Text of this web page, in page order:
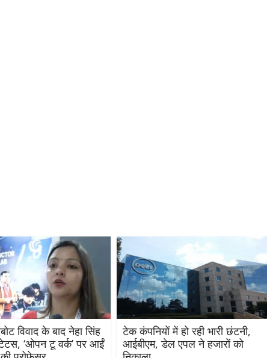
विवाद के बाद नेहा सिंह
‘ओपन टू वर्क’ पर आईं
टेक कंपनियों में हो रही भारी छंटनी,
आईबीएम, डेल एपल ने हजारों को